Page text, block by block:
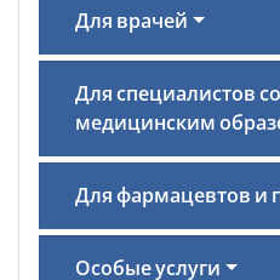
Для врачей
Для специалистов
медицинским
Для фармацевтов и
Особые услуги